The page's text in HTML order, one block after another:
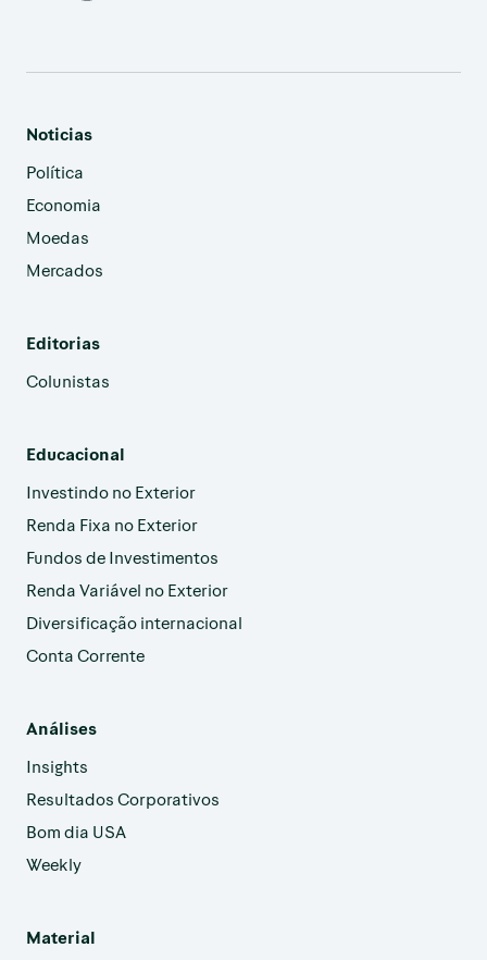
Noticias
Política
Economia
Moedas
Mercados
Editorias
Colunistas
Educacional
Investindo no Exterior
Renda Fixa no Exterior
Fundos de Investimentos
Renda Variável no Exterior
Diversificação internacional
Conta Corrente
Análises
Insights
Resultados Corporativos
Bom dia USA
Weekly
Material